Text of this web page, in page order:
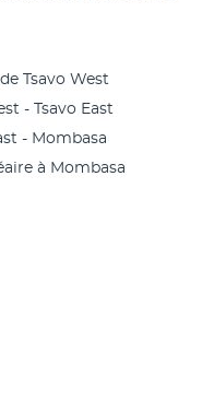
Tsavo West
- Tsavo East
- Mombasa
à Mombasa